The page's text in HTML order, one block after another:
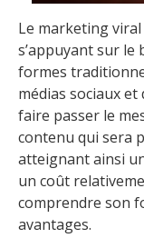
Le marketing
s’appuyant sur le
formes
médias sociaux
faire passer le
contenu qui sera
atteignant ainsi
un coût
comprendre son
avantages.